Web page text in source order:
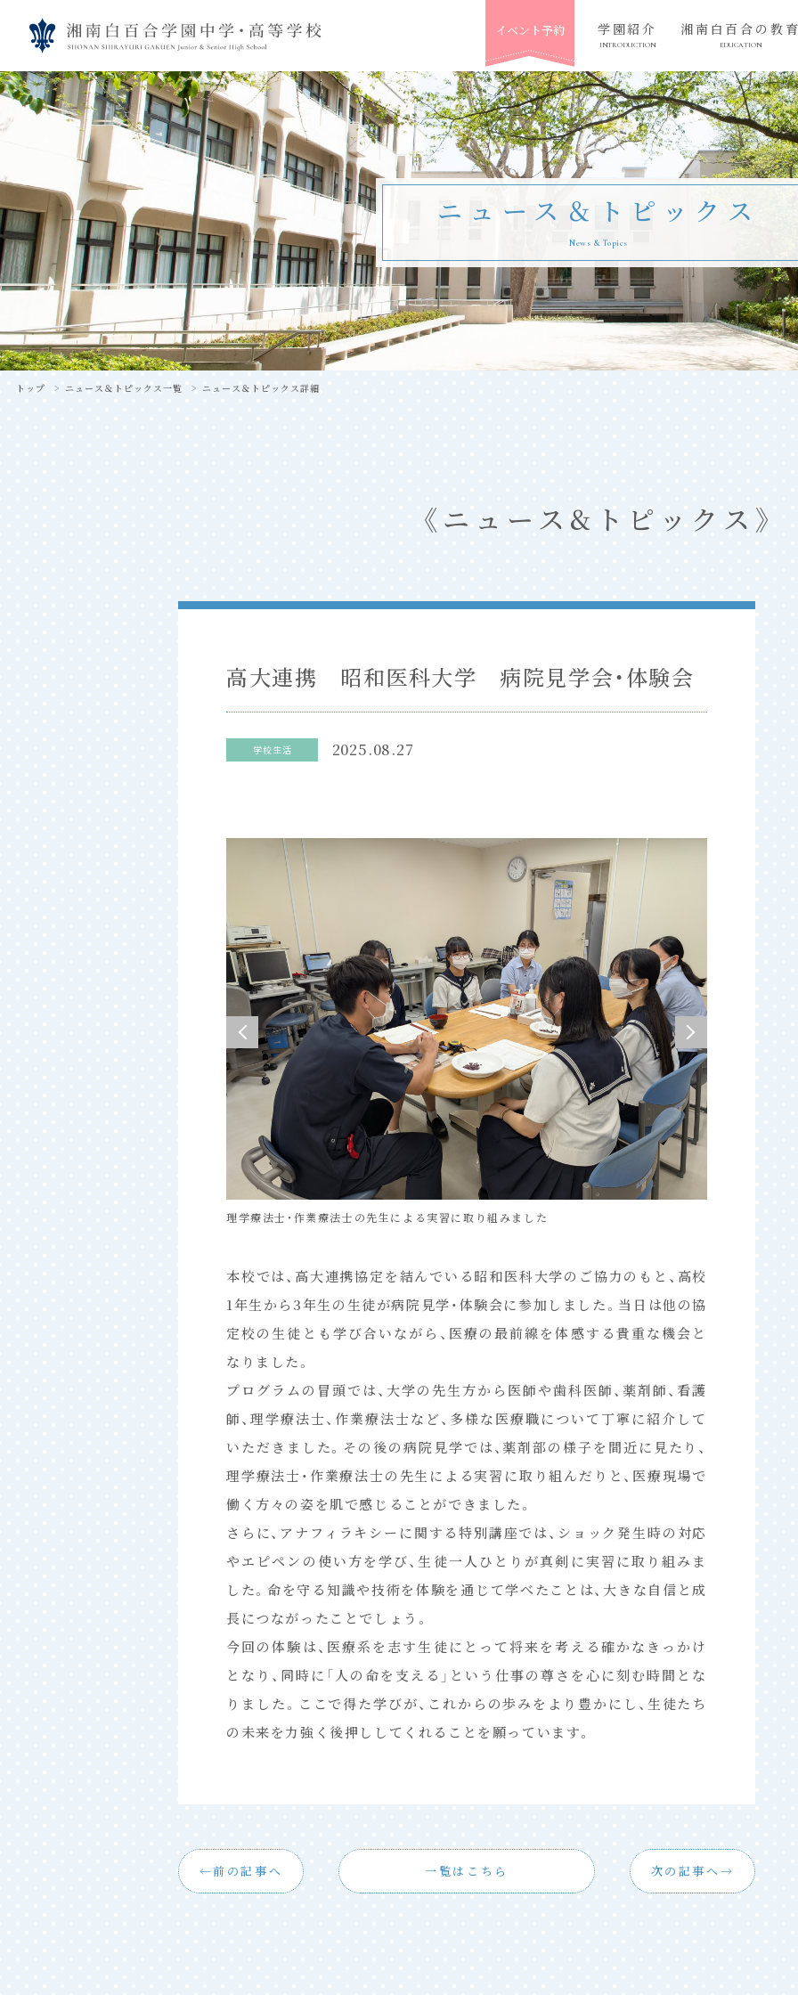
イベント予約 学園紹介
INTRODUCTION
湘南白百合の教育
EDUCATION
ニュース＆トピックス
News & Topics
トップ ニュース＆トピックス一覧 ニュース＆トピックス詳細
ニュース&トピックス
学校生活 2025.08.27
高大連携 昭和医科大学 病院見学会・体験会
理学療法士・作業療法士の先生による実習に取り組みました
本校では、高大連携協定を結んでいる昭和医科大学のご協力のもと、高校
1年生から3年生の生徒が病院見学・体験会に参加しました。当日は他の協
定校の生徒とも学び合いながら、医療の最前線を体感する貴重な機会と
なりました。
プログラムの冒頭では、大学の先生方から医師や歯科医師、薬剤師、看護
師、理学療法士、作業療法士など、多様な医療職について丁寧に紹介して
いただきました。その後の病院見学では、薬剤部の様子を間近に見たり、
理学療法士・作業療法士の先生による実習に取り組んだりと、医療現場で
働く方々の姿を肌で感じることができました。
さらに、アナフィラキシーに関する特別講座では、ショック発生時の対応
やエピペンの使い方を学び、生徒一人ひとりが真剣に実習に取り組みま
した。命を守る知識や技術を体験を通じて学べたことは、大きな自信と成
長につながったことでしょう。
今回の体験は、医療系を志す生徒にとって将来を考える確かなきっかけ
となり、同時に「人の命を支える」という仕事の尊さを心に刻む時間とな
りました。ここで得た学びが、これからの歩みをより豊かにし、生徒たち
の未来を力強く後押ししてくれることを願っています。
前の記事へ 次の記事へ
一覧はこちら